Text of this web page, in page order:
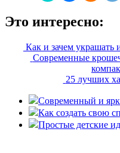
Это интересно:
Как и зачем украшать
Современные
25 лучших
Современный и
Как создать свою
Простые детские